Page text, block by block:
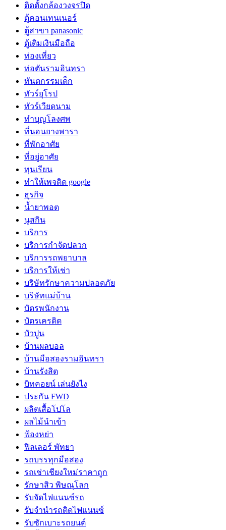
ติดตั้งกล้องวงจรปิด
ตู้คอนเทนเนอร์
ตู้สาขา panasonic
ตู้เติมเงินมือถือ
ท่องเที่ยว
ท่อตันรามอินทรา
ทันตกรรมเด็ก
ทัวร์ยุโรป
ทัวร์เวียดนาม
ทำบุญโลงศพ
ที่นอนยางพารา
ที่พักอาศัย
ที่อยู่อาศัย
ทุนเรียน
ทําให้เพจติด google
ธุรกิจ
น้ำยาพอต
นูสกิน
บริการ
บริการกำจัดปลวก
บริการรถพยาบาล
บริการให้เช่า
บริษัทรักษาความปลอดภัย
บริษัทแม่บ้าน
บัตรพนักงาน
บัตรเครดิต
บัวปูน
บ้านผลบอล
บ้านมือสองรามอินทรา
บ้านรังสิต
บิทคอยน์ เล่นยังไง
ประกัน FWD
ผลิตเสื้อโปโล
ผลไม้นำเข้า
ฟ้องหย่า
ฟิลเลอร์ พัทยา
รถบรรทุกมือสอง
รถเช่าเชียงใหม่ราคาถูก
รักษาสิว พิษณุโลก
รับจัดไฟแนนซ์รถ
รับจำนำรถติดไฟแนนซ์
รับซักเบาะรถยนต์